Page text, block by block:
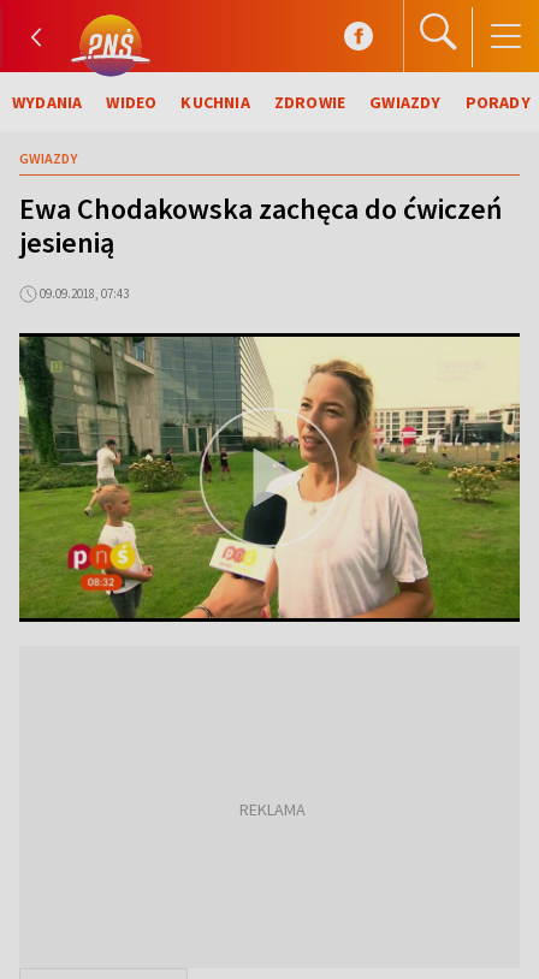
WYDANIA WIDEO KUCHNIA ZDROWIE GWIAZDY PORADY
GWIAZDY
Ewa Chodakowska zachęca do ćwiczeń
jesienią
09.09.2018, 07:43